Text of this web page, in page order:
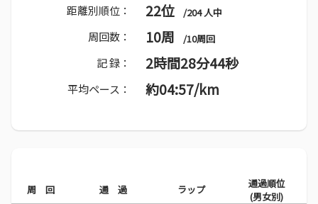
距離別順位： 22位 /204 人中
周回数： 10周 /10周回
記 録： 2時間28分44秒
平均ペース： 約04:57/km
周 回 通 過 ラップ
通過順位
(男女別)